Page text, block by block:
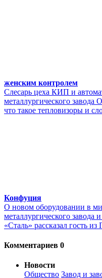
женским контролем
Слесарь цеха КИП и
металлургического завода
что такое тепловизоры и
Конфуция
О новом оборудовании в
металлургического завода
«Сталь» рассказал гость
Комментариев 0
Новости
Общество Завод и